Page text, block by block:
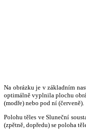
Na obrázku je v základním
optimálně vyplnila plochu
(modře) nebo pod ní (červeně).
Polohu těles ve Sluneční
(zpětně, dopředu) se poloha